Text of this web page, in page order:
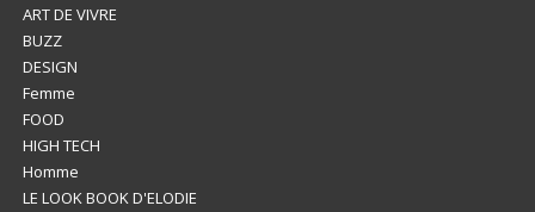
ART DE VIVRE
BUZZ
DESIGN
Femme
FOOD
HIGH TECH
Homme
LE LOOK BOOK D'ELODIE